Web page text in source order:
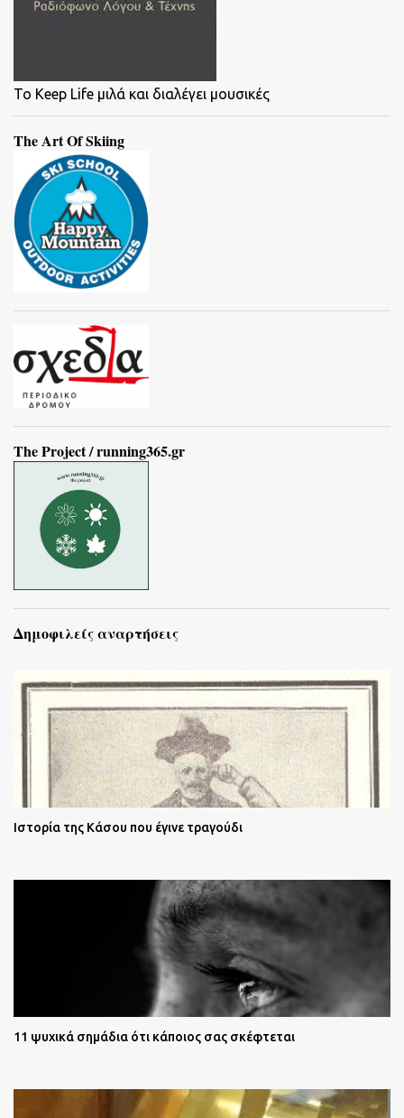
To Keep Life μιλά και διαλέγει μουσικές
The Art Of Skiing
The Project / running365.gr
Δημοφιλείς αναρτήσεις
Ιστορία της Κάσου που έγινε τραγούδι
11 ψυχικά σημάδια ότι κάποιος σας σκέφτεται